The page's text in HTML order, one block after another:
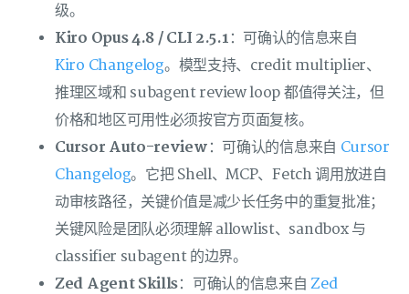
级。
Kiro Opus 4.8 / CLI 2.5.1 ：可确认的信息来自
Kiro Changelog。模型支持、credit multiplier、
推理区域和 subagent review loop 都值得关注，但
价格和地区可用性必须按官方页面复核。
Cursor Auto-review ：可确认的信息来自 Cursor
Changelog。它把 Shell、MCP、Fetch 调用放进自
动审核路径，关键价值是减少长任务中的重复批准；
关键风险是团队必须理解 allowlist、sandbox 与
classifier subagent 的边界。
Zed Agent Skills：可确认的信息来自Zed